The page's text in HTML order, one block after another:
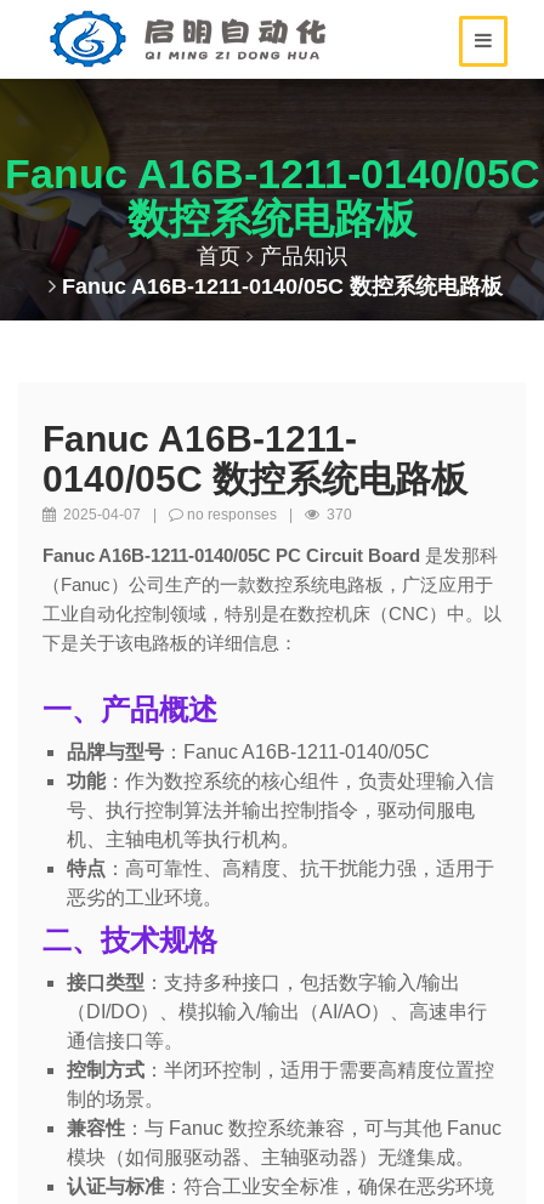
Fanuc A16B-1211-0140/05C
数控系统电路板
首页
产品知识
Fanuc A16B-1211-0140/05C 数控系统电路板
Fanuc A16B-1211-
0140/05C 数控系统电路板
2025-04-07 no responses 370
Fanuc A16B-1211-0140/05C PC Circuit Board 是发那科
（Fanuc）公司生产的一款数控系统电路板，广泛应用于
工业自动化控制领域，特别是在数控机床（CNC）中。以
下是关于该电路板的详细信息：
一、产品概述
品牌与型号 ：Fanuc A16B-1211-0140/05C
功能：作为数控系统的核心组件，负责处理输入信
号、执行控制算法并输出控制指令，驱动伺服电
机、主轴电机等执行机构。
特点 ：高可靠性、高精度、抗干扰能力强，适用于
恶劣的工业环境。
二、技术规格
接口类型 ：支持多种接口，包括数字输入/输出
（DI/DO）、模拟输入/输出（AI/AO）、高速串行
通信接口等。
控制方式 ：半闭环控制，适用于需要高精度位置控
制的场景。
兼容性 ：与 Fanuc 数控系统兼容，可与其他 Fanuc
模块（如伺服驱动器、主轴驱动器）无缝集成。
认证与标准 ：符合工业安全标准，确保在恶劣环境